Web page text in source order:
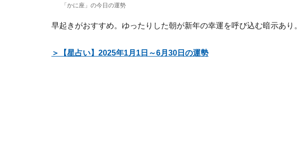
「かに座」の今日の運勢
早起きがおすすめ。ゆったりした朝が新年の幸運を呼び込む暗示あり。
＞【星占い】2025年1月1日～6月30日の運勢